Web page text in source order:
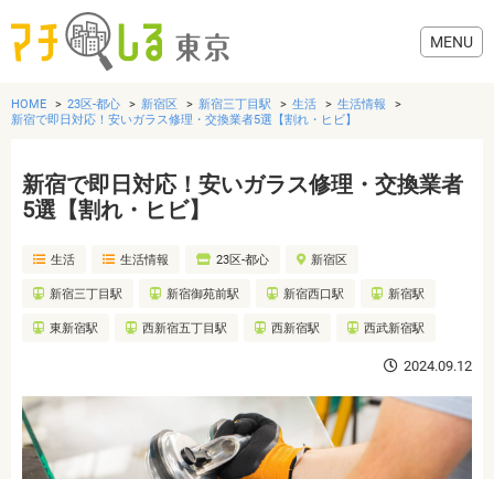
グルメ
美容・健康
歯医者・病院
おでかけ
生活
HOME 23区-都心 新宿区 新宿三丁目駅 生活
生活情報
新宿で即日対応！安いガラス修理・交換業者5選【割れ・ヒビ】
新宿で即日対応！安いガラス修理・交換業者
5選【割れ・ヒビ】
生活 生活情報 23区-都心 新宿区
新宿三丁目駅 新宿御苑前駅 新宿西口駅 新宿駅
東新宿駅 西新宿五丁目駅 西新宿駅 西武新宿駅
2024.09.12